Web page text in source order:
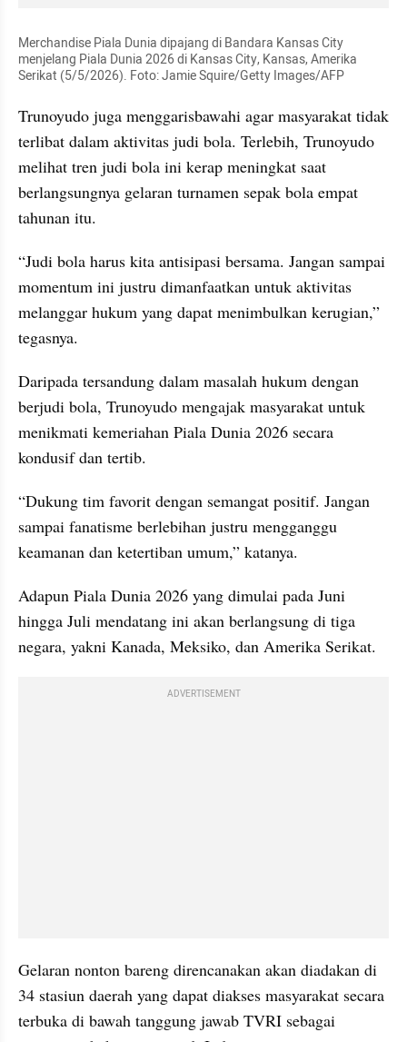
Merchandise Piala Dunia dipajang di Bandara Kansas City
menjelang Piala Dunia 2026 di Kansas City, Kansas, Amerika
Serikat (5/5/2026). Foto: Jamie Squire/Getty Images/AFP
Trunoyudo juga menggarisbawahi agar masyarakat tidak
terlibat dalam aktivitas judi bola. Terlebih, Trunoyudo
melihat tren judi bola ini kerap meningkat saat
berlangsungnya gelaran turnamen sepak bola empat
tahunan itu.
“Judi bola harus kita antisipasi bersama. Jangan sampai
momentum ini justru dimanfaatkan untuk aktivitas
melanggar hukum yang dapat menimbulkan kerugian,”
tegasnya.
Daripada tersandung dalam masalah hukum dengan
berjudi bola, Trunoyudo mengajak masyarakat untuk
menikmati kemeriahan Piala Dunia 2026 secara
kondusif dan tertib.
“Dukung tim favorit dengan semangat positif. Jangan
sampai fanatisme berlebihan justru mengganggu
keamanan dan ketertiban umum,” katanya.
Adapun Piala Dunia 2026 yang dimulai pada Juni
hingga Juli mendatang ini akan berlangsung di tiga
negara, yakni Kanada, Meksiko, dan Amerika Serikat.
ADVERTISEMENT
Gelaran nonton bareng direncanakan akan diadakan di
34 stasiun daerah yang dapat diakses masyarakat secara
terbuka di bawah tanggung jawab TVRI sebagai